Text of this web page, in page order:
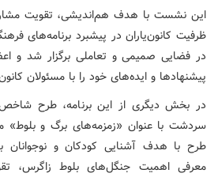
این نشست با هدف هم‌اندیشی، تقویت
ظرفیت کانون‌یاران در پیشبرد برنامه‌های
در فضایی صمیمی و تعاملی برگزار شد و
پیشنهادها و ایده‌های خود را با مسئولان
در بخش دیگری از این برنامه، طرح شاخص
سردشت با عنوان «زمزمه‌های برگ و بلوط»
طرح با هدف آشنایی کودکان و
معرفی اهمیت جنگل‌های بلوط زاگرس،